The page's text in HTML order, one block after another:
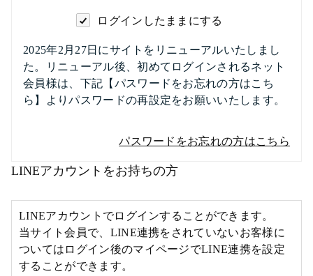
ログインしたままにする
2025年2月27日にサイトをリニューアルいたしまし
た。リニューアル後、初めてログインされるネット
会員様は、下記【パスワードをお忘れの方はこち
ら】よりパスワードの再設定をお願いいたします。
パスワードをお忘れの方はこちら
LINEアカウントをお持ちの方
LINEアカウントでログインすることができます。
当サイト会員で、LINE連携をされていないお客様に
ついてはログイン後のマイページでLINE連携を設定
することができます。